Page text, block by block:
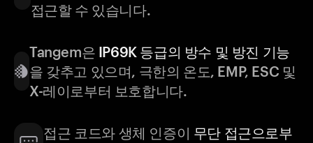
접근할 수 있습니다.
Tangem은 IP69K 등급의 방수 및 방진 기능
을 갖추고 있으며, 극한의 온도, EMP, ESC 및
X-레이로부터 보호합니다.
접근 코드와 생체 인증이 무단 접근으로부